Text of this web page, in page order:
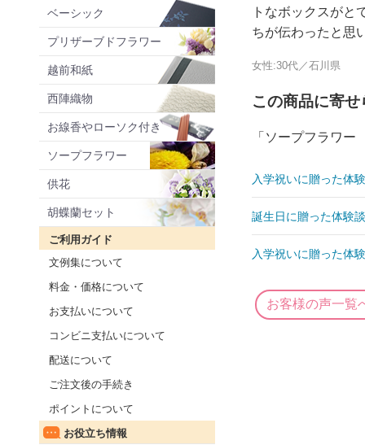
ベーシック
プリザーブドフラワー
越前和紙
西陣織物
お線香やローソク付き
ソープフラワー
供花
胡蝶蘭セット
ご利用ガイド
文例集について
料金・価格について
お支払いについて
コンビニ支払いについて
配送について
ご注文後の手続き
ポイントについて
お役立ち情報
トなボックスがと
ちが伝わったと思
女性:30代／石川県
この商品に寄
「ソープフラワ
入学祝いに贈った体
誕生日に贈った体験
入学祝いに贈った体
お客様の声一覧